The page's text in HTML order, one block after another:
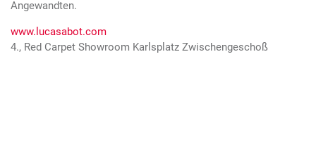
Angewandten.
www.lucasabot.com
4., Red Carpet Showroom Karlsplatz Zwischengeschoß